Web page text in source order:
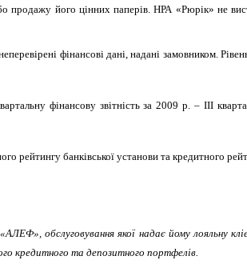
його цінних паперів. НРА «Рюрік» не
фінансові дані, надані замовником.
фінансову звітність за 2009 р. – ІІІ
рейтингу банківської установи та кредитного
обслуговування якої надає йому лояльну
кредитного та депозитного портфелів.